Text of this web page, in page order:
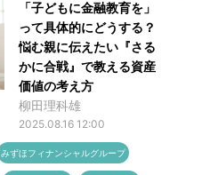
「子どもに金融教育を」
って具体的にどうする？
悩む親に伝えたい『さる
かに合戦』で教える資産
価値の考え方
柳田理科雄
2025.08.16 12:00
みずほフィナンシャルグループ